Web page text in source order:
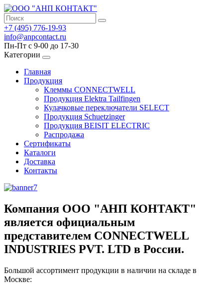
+7 (495) 776-19-93
info@anpcontact.ru
Пн-Пт с 9-00 до 17-30
Категории
Главная
Продукция
Клеммы CONNECTWELL
Продукция Elektra Tailfingen
Кулачковые переключатели SELECT
Продукция Schuetzinger
Продукция BEISIT ELECTRIC
Распродажа
Сертификаты
Каталоги
Доставка
Контакты
Компания ООО "АНП КОНТАКТ"
является официальным
представителем CONNECTWELL
INDUSTRIES PVT. LTD в России.
Большой ассортимент продукции в наличии на складе в
Москве: